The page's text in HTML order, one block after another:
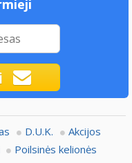
D.U.K.
Akcijos
Poilsinės kelionės